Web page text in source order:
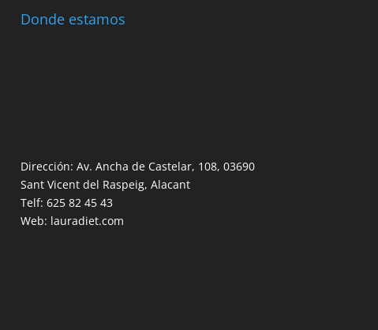
Donde estamos
Dirección: Av. Ancha de Castelar, 108, 03690
Sant Vicent del Raspeig, Alacant
Telf: 625 82 45 43
Web: lauradiet.com